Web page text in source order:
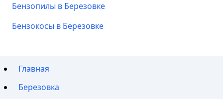
Бензопилы в Березовке
Бензокосы в Березовке
Главная
Березовка